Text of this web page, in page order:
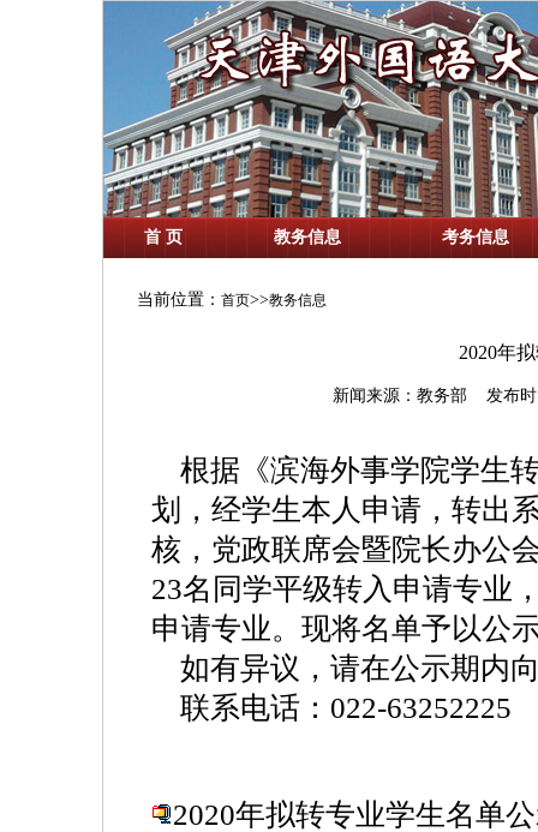
首 页 教务信息 考务信息
当前位置： 首页>>教务信息
2020年
新闻来源：教务部 发布时
根据《滨海外事学院学生
划，经学生本人申请，转出
核，党政联席会暨院长办公
23名同学平级转入申请专业
申请专业。现将名单予以公
如有异议，请在公示期内
联系电话： 022-63252225
2020年拟转专业学生名单